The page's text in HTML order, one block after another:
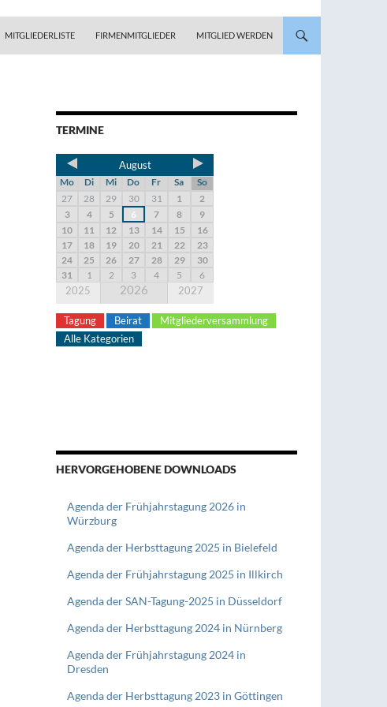
MITGLIEDERLISTE FIRMENMITGLIEDER MITGLIED WERDEN
TERMINE
August
Mo Di Mi Do Fr Sa
So
27
28 29 30 31 1
2
3
4 5 6 7 8
9
10
11 12 13 14 15
16
17
18 19 20 21 22
23
24
25 26 27 28 29
30
31
1 2 3 4 5 6
2025 2026 2027
Tagung Beirat
Mitgliederversammlung
Alle Kategorien
HERVORGEHOBENE DOWNLOADS
Agenda der Frühjahrstagung 2026 in
Würzburg
Agenda der Herbsttagung 2025 in Bielefeld
Agenda der Frühjahrstagung 2025 in Illkirch
Agenda der SAN-Tagung-2025 in Düsseldorf
Agenda der Herbsttagung 2024 in Nürnberg
Agenda der Frühjahrstagung 2024 in
Dresden
Agenda der Herbsttagung 2023 in Göttingen